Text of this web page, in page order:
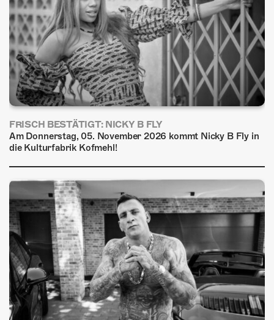
FRISCH BESTÄTIGT: NICKY B FLY
Am Donnerstag, 05. November 2026 kommt Nicky B Fly in
die Kulturfabrik Kofmehl!